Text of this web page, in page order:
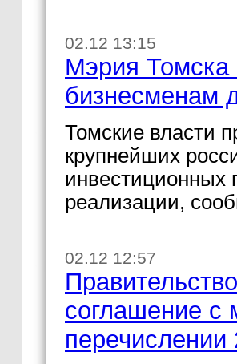
02.12 13:15
Мэрия Томска
бизнесменам
Томские власти
крупнейших
инвестиционных
реализации,
02.12 12:57
соглашение с